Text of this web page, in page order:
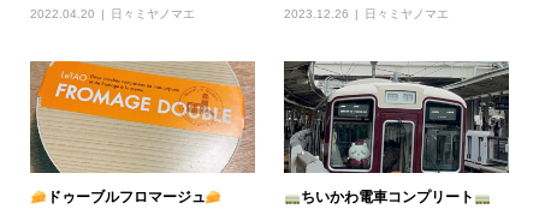
2022.04.20 日々ミヤノマエ 2023.12.26 日々ミヤノマエ
ドゥーブルフロマージュ ちいかわ電車コンプリート